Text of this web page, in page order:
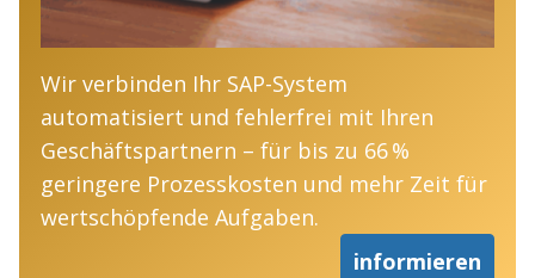
Wir verbinden Ihr SAP-System
automatisiert und fehlerfrei mit Ihren
Geschäftspartnern – für bis zu 66 %
geringere Prozesskosten und mehr Zeit für
wertschöpfende Aufgaben.
informieren